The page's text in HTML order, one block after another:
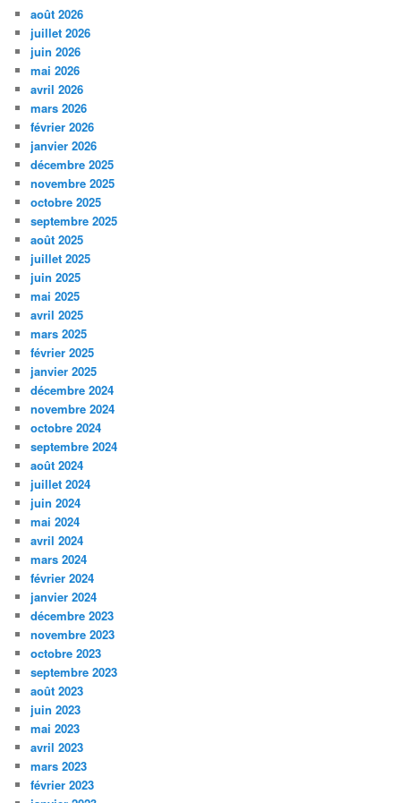
août 2026
juillet 2026
juin 2026
mai 2026
avril 2026
mars 2026
février 2026
janvier 2026
décembre 2025
novembre 2025
octobre 2025
septembre 2025
août 2025
juillet 2025
juin 2025
mai 2025
avril 2025
mars 2025
février 2025
janvier 2025
décembre 2024
novembre 2024
octobre 2024
septembre 2024
août 2024
juillet 2024
juin 2024
mai 2024
avril 2024
mars 2024
février 2024
janvier 2024
décembre 2023
novembre 2023
octobre 2023
septembre 2023
août 2023
juin 2023
mai 2023
avril 2023
mars 2023
février 2023